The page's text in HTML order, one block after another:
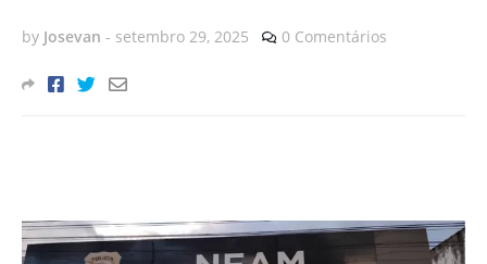
by Josevan - setembro 29, 2025 0 Comentários